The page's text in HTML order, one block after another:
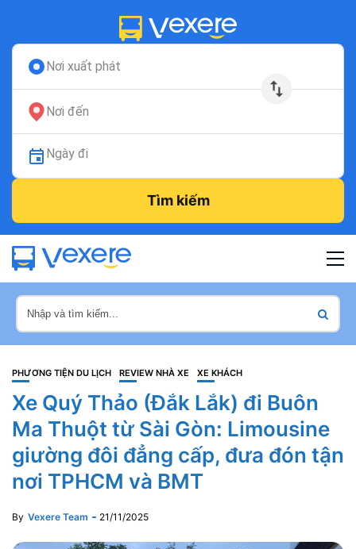
Nơi xuất phát
Nơi đến
Ngày đi
Tìm kiếm
PHƯƠNG TIỆN DU LỊCH REVIEW NHÀ XE XE KHÁCH
Xe Quý Thảo (Đắk Lắk) đi Buôn
Ma Thuột từ Sài Gòn: Limousine
giường đôi đẳng cấp, đưa đón tận
nơi TPHCM và BMT
By Vexere Team 21/11/2025